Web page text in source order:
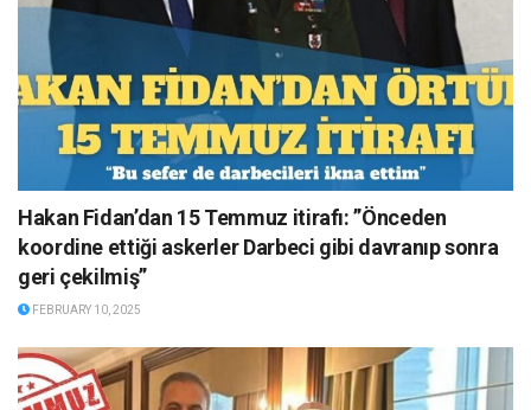
Hakan Fidan’dan 15 Temmuz itirafı: ”Önceden
koordine ettiği askerler Darbeci gibi davranıp sonra
geri çekilmiş”
FEBRUARY 10, 2025